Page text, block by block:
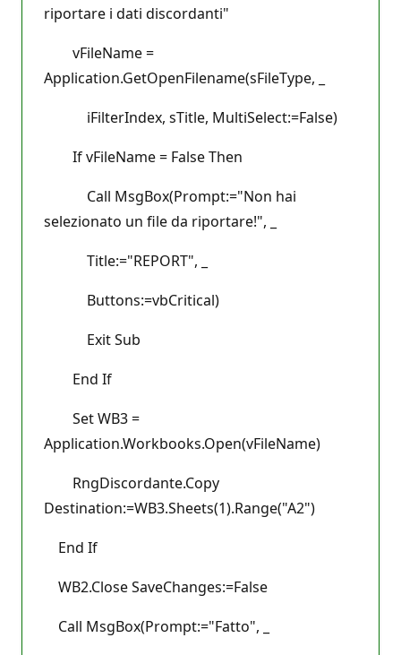
riportare i dati discordanti"
vFileName =
Application.GetOpenFilename(sFileType, _
iFilterIndex, sTitle, MultiSelect:=False)
If vFileName = False Then
Call MsgBox(Prompt:="Non hai
selezionato un file da riportare!", _
Title:="REPORT", _
Buttons:=vbCritical)
Exit Sub
End If
Set WB3 =
Application.Workbooks.Open(vFileName)
RngDiscordante.Copy
Destination:=WB3.Sheets(1).Range("A2")
End If
WB2.Close SaveChanges:=False
Call MsgBox(Prompt:="Fatto", _